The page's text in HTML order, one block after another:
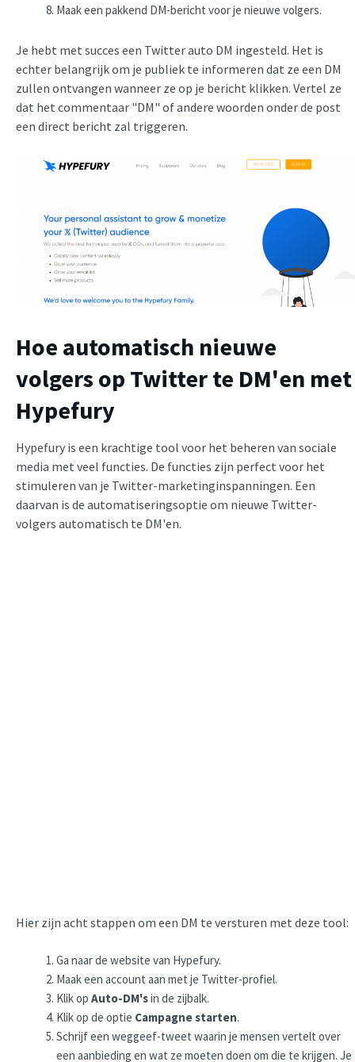
Maak een pakkend DM-bericht voor je nieuwe volgers.
Je hebt met succes een Twitter auto DM ingesteld. Het is
echter belangrijk om je publiek te informeren dat ze een DM
zullen ontvangen wanneer ze op je bericht klikken. Vertel ze
dat het commentaar "DM" of andere woorden onder de post
een direct bericht zal triggeren.
Hoe automatisch nieuwe
volgers op Twitter te DM'en met
Hypefury
Hypefury is een krachtige tool voor het beheren van sociale
media met veel functies. De functies zijn perfect voor het
stimuleren van je Twitter-marketinginspanningen. Een
daarvan is de automatiseringsoptie om nieuwe Twitter-
volgers automatisch te DM'en.
Hier zijn acht stappen om een DM te versturen met deze tool:
Ga naar de website van Hypefury.
Maak een account aan met je Twitter-profiel.
Klik op Auto-DM'sin de zijbalk.
Klik op de optie Campagne starten.
Schrijf een weggeef-tweet waarin je mensen vertelt over
een aanbieding en wat ze moeten doen om die te krijgen. Je